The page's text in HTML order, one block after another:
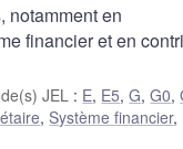
notamment en
financier et en
JEL : E, E5,G,G0,
, Système financier,